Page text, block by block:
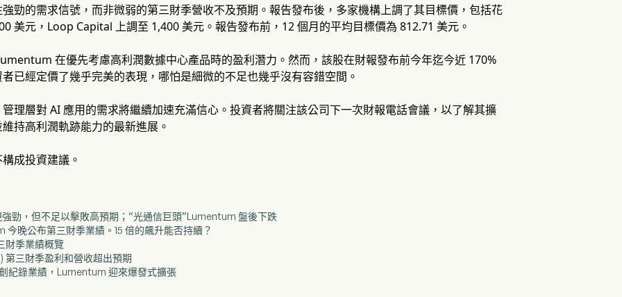
勁的需求信號，而非微弱的第三財季營收不及預期。報告發布後，多家機構上調了其目標價，包括花
美元，Loop Capital 上調至 1,400 美元。報告發布前，12 個月的平均目標價為 812.71 美元。
在優先考慮高利潤數據中心產品時的盈利潛力。然而，該股在財報發布前今年迄今近 170%
已經定價了幾乎完美的表現，哪怕是細微的不足也幾乎沒有容錯空間。
理層對 AI 應用的需求將繼續加速充滿信心。投資者將關注該公司下一次財報電話會議，以了解其擴
持高利潤軌跡能力的最新進展。
成投資建議。
強勁，但不足以擊敗高預期；“光通信巨頭”Lumentum 盤後下跌
今晚公布第三財季業績。15 倍的飆升能否持續？
財季業績概覽
第三財季盈利和營收超出預期
紀錄業績，Lumentum 迎來爆發式擴張